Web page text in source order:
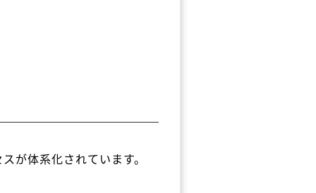
が体系化されています。